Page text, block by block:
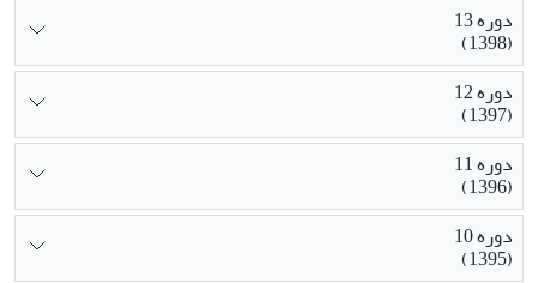
دوره 13
(1398)
دوره 12
(1397)
دوره 11
(1396)
دوره 10
(1395)